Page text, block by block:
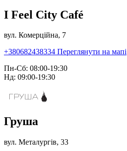
I Feel City Café
вул. Комерційна, 7
+380682438334 Переглянути на мапі
Пн-Сб: 08:00-19:30
Нд: 09:00-19:30
Груша
вул. Металургів, 33